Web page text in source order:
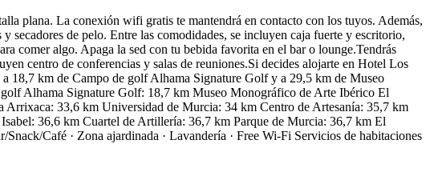
plana. La conexión wifi gratis te mantendrá en contacto con los tuyos. Además,
secadores de pelo. Entre las comodidades, se incluyen caja fuerte y escritorio,
comer algo. Apaga la sed con tu bebida favorita en el bar o lounge.Tendrás
centro de conferencias y salas de reuniones.Si decides alojarte en Hotel Los
18,7 km de Campo de golf Alhama Signature Golf y a 29,5 km de Museo
Alhama Signature Golf: 18,7 km Museo Monográfico de Arte Ibérico El
33,6 km Universidad de Murcia: 34 km Centro de Artesanía: 35,7 km
36,6 km Cuartel de Artillería: 36,7 km Parque de Murcia: 36,7 km El
Snack/Café · Zona ajardinada · Lavandería · Free Wi-Fi Servicios de habitaciones